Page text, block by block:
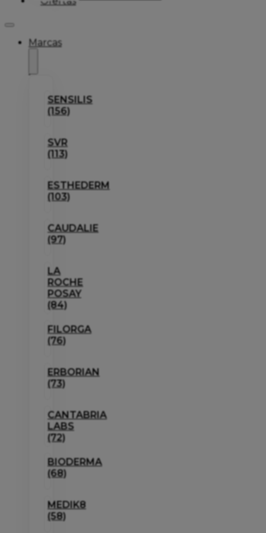
Marcas
SENSILIS
(156)
SVR
(113)
ESTHEDERM
(103)
CAUDALIE
(97)
LA
ROCHE
POSAY
(84)
FILORGA
(76)
ERBORIAN
(73)
CANTABRIA
LABS
(72)
BIODERMA
(68)
MEDIK8
(58)